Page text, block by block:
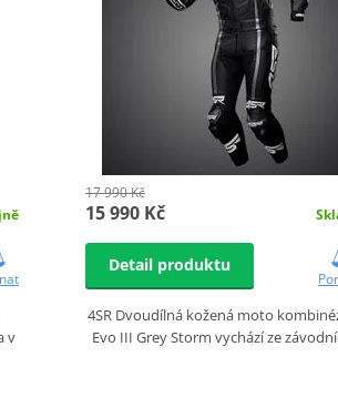
v
17 990 Kč
15 990 Kč
Detail produktu
4SR Dvoudílná kožená moto
Evo III Grey Storm vychází ze